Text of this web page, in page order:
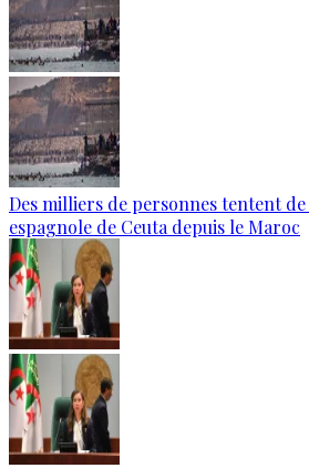
Des milliers de personnes tentent
espagnole de Ceuta depuis le Maroc